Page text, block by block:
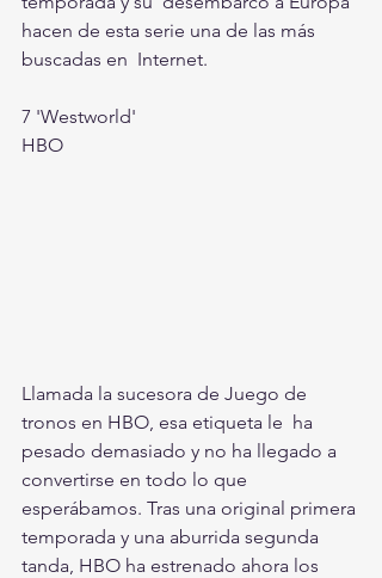
hacen de esta serie una de las más
buscadas en  Internet.
7 'Westworld'
HBO
Llamada la sucesora de Juego de
tronos en HBO, esa etiqueta le  ha
pesado demasiado y no ha llegado a
convertirse en todo lo que
esperábamos. Tras una original primera
temporada y una aburrida segunda
tanda, HBO ha estrenado ahora los